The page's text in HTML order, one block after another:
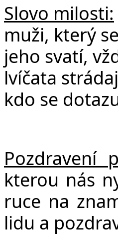
Slovo milosti:
muži, který
jeho svatí,
lvíčata
kdo se
Pozdravení
kterou nás
ruce na
lidu a